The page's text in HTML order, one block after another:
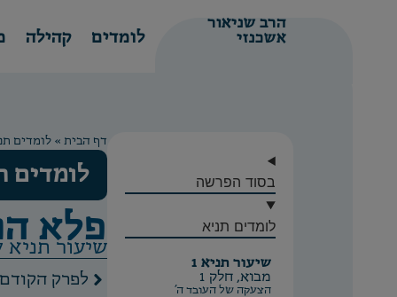
הרב שניאור
אשכנזי
לומדים קהילה
בסוד הפרשה
לומדים תניא
שיעור תניא 1
מבוא, חלק 1
הצעקה של העובד ה'
דף הבית »לומדים
לומדים
פלא
שיעור תניא 7 /
הקודם